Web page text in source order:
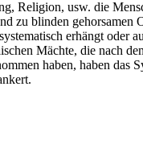
Religion, usw. die
zu blinden gehorsamen
erhängt oder
Mächte, die nach
haben, haben das